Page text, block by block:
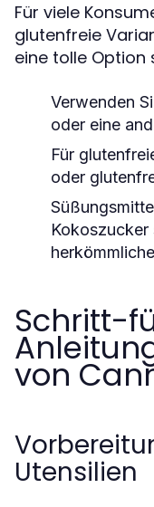
Für viele
glutenfreie
eine tolle Option
Verwenden
oder eine
Für
oder
Schritt-
von
Utensilien